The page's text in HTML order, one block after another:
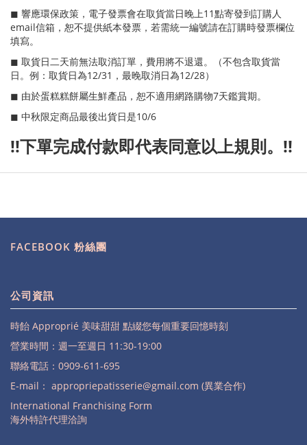
◼ 響應環保政策，電子發票會在取貨當日晚上11點寄發到訂購人
email信箱，恕不提供紙本發票，若需統一編號請在訂購時發票欄位
填寫。
◼ 取貨日二天前無法取消訂單，費用將不退還。（不包含取貨當
日。例：取貨日為12/31，最晚取消日為12/28）
◼ 由於蛋糕糕餅屬生鮮產品，恕不適用網路購物7天鑑賞期。
◼ 中秋限定商品最後出貨日是10/6
!!下單完成付款即代表同意以上規則。!!
FACEBOOK 粉絲團
公司資訊
時飴 Approprié 美味甜甜 點綴您每個重要回憶時刻
營業時間：週一至週日 11:30-19:00
聯絡電話：0909-611-695
E-mail： appropriepatisserie@gmail.com (異業合作)
International Franchising Form
海外特許代理洽詢